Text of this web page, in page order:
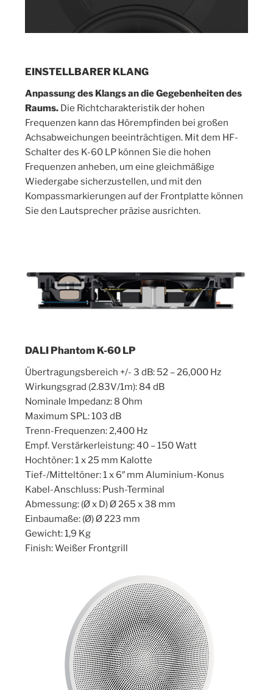
EINSTELLBARER KLANG
Anpassung des Klangs an die Gegebenheiten des
Raums. Die Richtcharakteristik der hohen
Frequenzen kann das Hörempfinden bei großen
Achsabweichungen beeinträchtigen. Mit dem HF-
Schalter des K-60 LP können Sie die hohen
Frequenzen anheben, um eine gleichmäßige
Wiedergabe sicherzustellen, und mit den
Kompassmarkierungen auf der Frontplatte können
Sie den Lautsprecher präzise ausrichten.
DALI Phantom K-60 LP
Übertragungsbereich +/- 3 dB: 52 – 26,000 Hz
Wirkungsgrad (2.83V/1m): 84 dB
Nominale Impedanz: 8 Ohm
Maximum SPL: 103 dB
Trenn-Frequenzen: 2,400 Hz
Empf. Verstärkerleistung: 40 – 150 Watt
Hochtöner: 1 x 25 mm Kalotte
Tief-/Mitteltöner: 1 x 6″ mm Aluminium-Konus
Kabel-Anschluss: Push-Terminal
Abmessung: (Ø x D) Ø 265 x 38 mm
Einbaumaße: (Ø) Ø 223 mm
Gewicht: 1,9 Kg
Finish: Weißer Frontgrill